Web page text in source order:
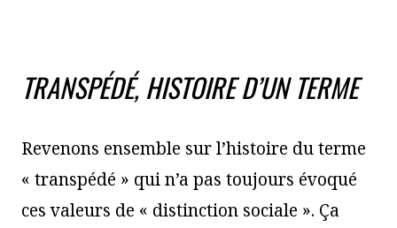
TRANSPÉDÉ, HISTOIRE D’UN TERME
Revenons ensemble sur l’histoire du terme
« transpédé » qui n’a pas toujours évoqué
ces valeurs de « distinction sociale ». Ça